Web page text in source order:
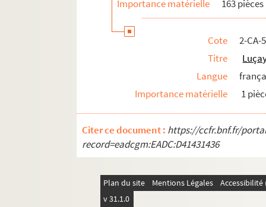
Carton 13 : intendants et préfets
Carton 14 : ministres et contrôleurs
Carton 16 : hommes de sciences
Carton 18 : députés et hommes
Carton 20 : personnalités étrangères
Carton 21 : hauts dignitaires
Carton 22
Carton 23 : historiens, géographes et
Importance matérielle
163 pièces
Cote
2-CA-
Titre
Langue
Importance matérielle
1
Citer ce document : https://ccfr.bnf.fr/
record=eadcgm:EADC:D41431436
Plan du site Mentions Légales
v 31.1.0